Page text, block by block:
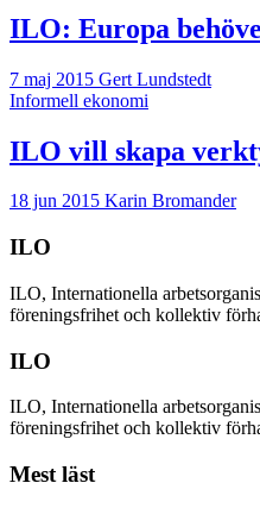
ILO: Europa
7 maj 2015 Gert Lundstedt
Informell ekonomi
ILO vill skapa
18 jun 2015 Karin Bromander
ILO
ILO, Internationella
föreningsfrihet och kollektiv
ILO
ILO, Internationella
föreningsfrihet och kollektiv
Mest läst